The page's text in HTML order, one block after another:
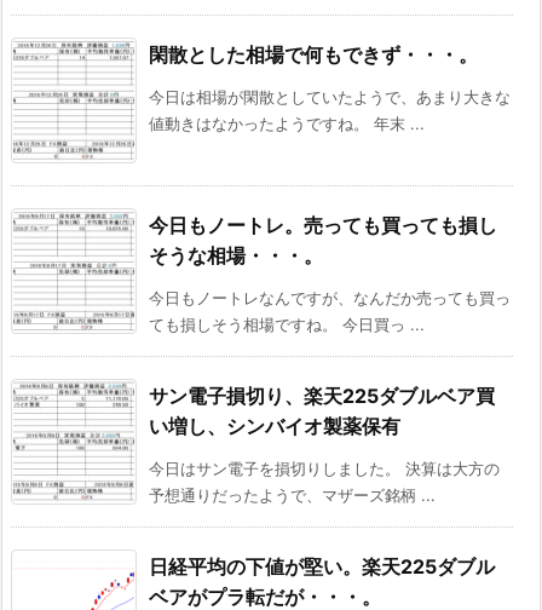
閑散とした相場で何もできず・・・。
今日は相場が閑散としていたようで、あまり大きな
値動きはなかったようですね。 年末 ...
今日もノートレ。売っても買っても損し
そうな相場・・・。
今日もノートレなんですが、なんだか売っても買っ
ても損しそう相場ですね。 今日買っ ...
サン電子損切り、楽天225ダブルベア買
い増し、シンバイオ製薬保有
今日はサン電子を損切りしました。 決算は大方の
予想通りだったようで、マザーズ銘柄 ...
日経平均の下値が堅い。楽天225ダブル
ベアがプラ転だが・・・。